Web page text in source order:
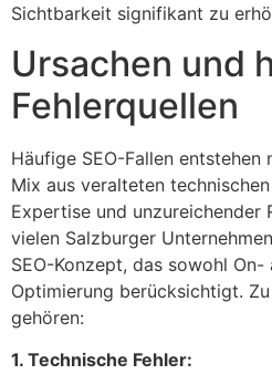
Sichtbarkeit signifikant zu
Ursachen und
Fehlerquellen
Häufige SEO-Fallen
Mix aus veralteten
Expertise und unzureichender
vielen Salzburger
SEO-Konzept, das sowohl
Optimierung berücksichtigt.
gehören:
1. Technische Fehler: